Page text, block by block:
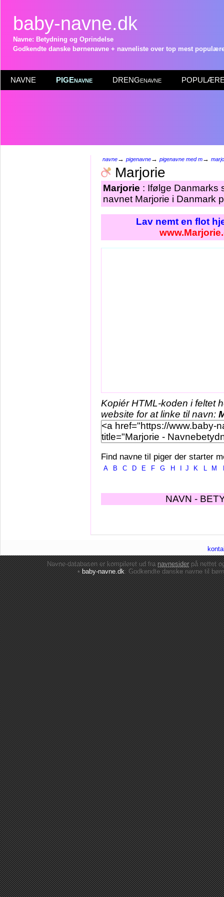
baby-navne.dk
Navne: Betydning og Oprindelse
Godkendte danske børnenavne + navneliste over top mest
NAVNE PIGEnavne DRENGenavne POPULÆRE
navne→ pigenavne→ pigenavne med m→
Marjorie
Marjorie : Ifølge Danmarks
navnet Marjorie i Danmark
Lav nemt en flot
Kopiér HTML-koden i feltet
website for at linke til navn:
Find navne til piger der starter
A B C D E F G H J K L M
NAVN -
Navne-databasen er kompileret ud franavnesiderpå nettet
•baby-navne.dk: Godkendte danskenavne til børn